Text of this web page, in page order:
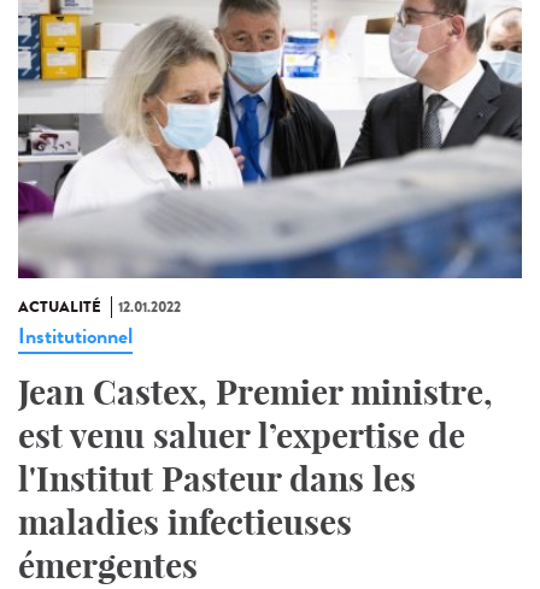
ACTUALITÉ 12.01.2022
Institutionnel
Jean Castex, Premier ministre,
est venu saluer l’expertise de
l'Institut Pasteur dans les
maladies infectieuses
émergentes